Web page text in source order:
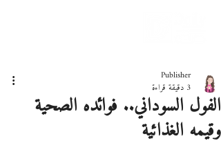
الفول السوداني.. فوائده الصحية
وقيمه الغذائية
Publisher
3 دقيقة قراءة